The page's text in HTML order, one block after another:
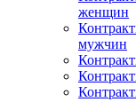
женщин
мужчин